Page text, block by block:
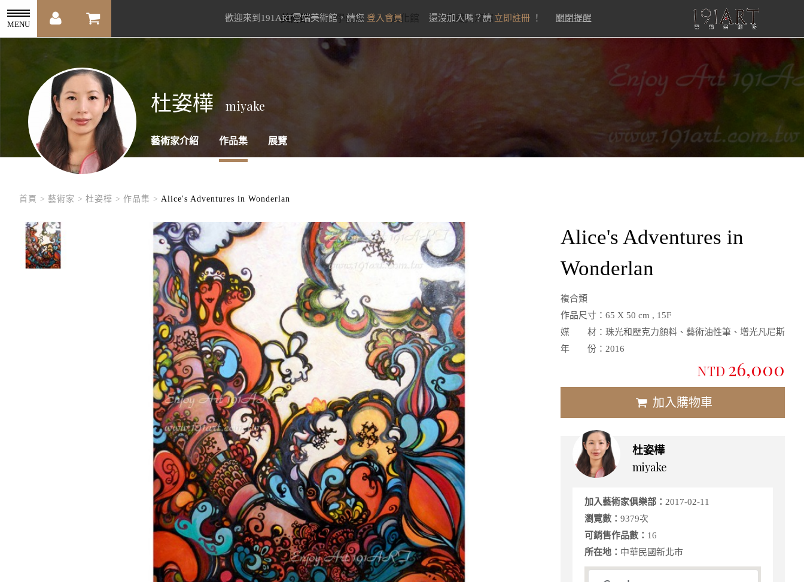
歡迎來到191ART雲端美術館，請您 登入會員 還沒加入嗎？請 立即註冊！ 關閉提醒
MENU
美術館 學藝館 文化館 典藏交流館
杜姿樺 miyake
藝術家介紹 作品集 展覽
首頁 > 藝術家 > 杜姿樺 > 作品集 > Alice's Adventures in Wonderlan
Alice's Adventures in
Wonderlan
複合類
作品尺寸： 65 X 50 cm , 15F
媒 材： 珠光和壓克力顏料、藝術油性筆、增光凡尼斯
年 份： 2016
NTD 26,000
加入購物車
杜姿樺
miyake
加入藝術家俱樂部： 2017-02-11
瀏覽數： 9379次
可銷售作品數： 16
所在地： 中華民國新北市